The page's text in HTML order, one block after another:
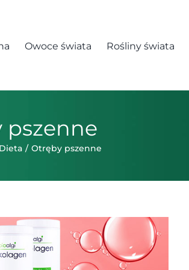
Owoce świata Rośliny świata
pszenne
Dieta Otręby pszenne